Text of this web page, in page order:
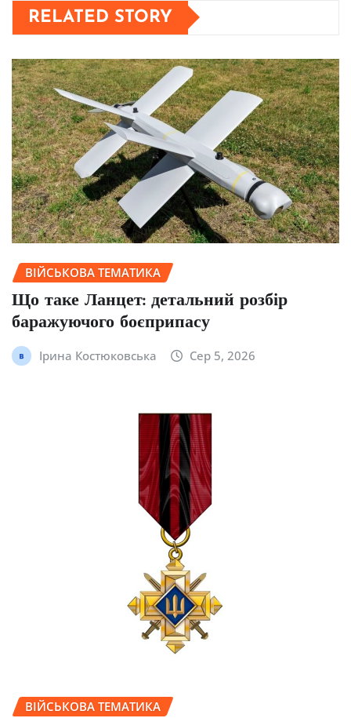
RELATED STORY
ВІЙСЬКОВА ТЕМАТИКА
Що таке Ланцет: детальний розбір
баражуючого боєприпасу
Ірина Костюковська Сер 5, 2026
ВІЙСЬКОВА ТЕМАТИКА